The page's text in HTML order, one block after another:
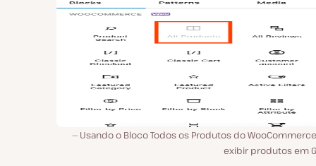
Usando o Bloco Todos os Produtos do
exibir produtos em